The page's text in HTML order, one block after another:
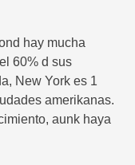
hay mucha
60% d sus
New York es 1
amerikanas.
aunk haya